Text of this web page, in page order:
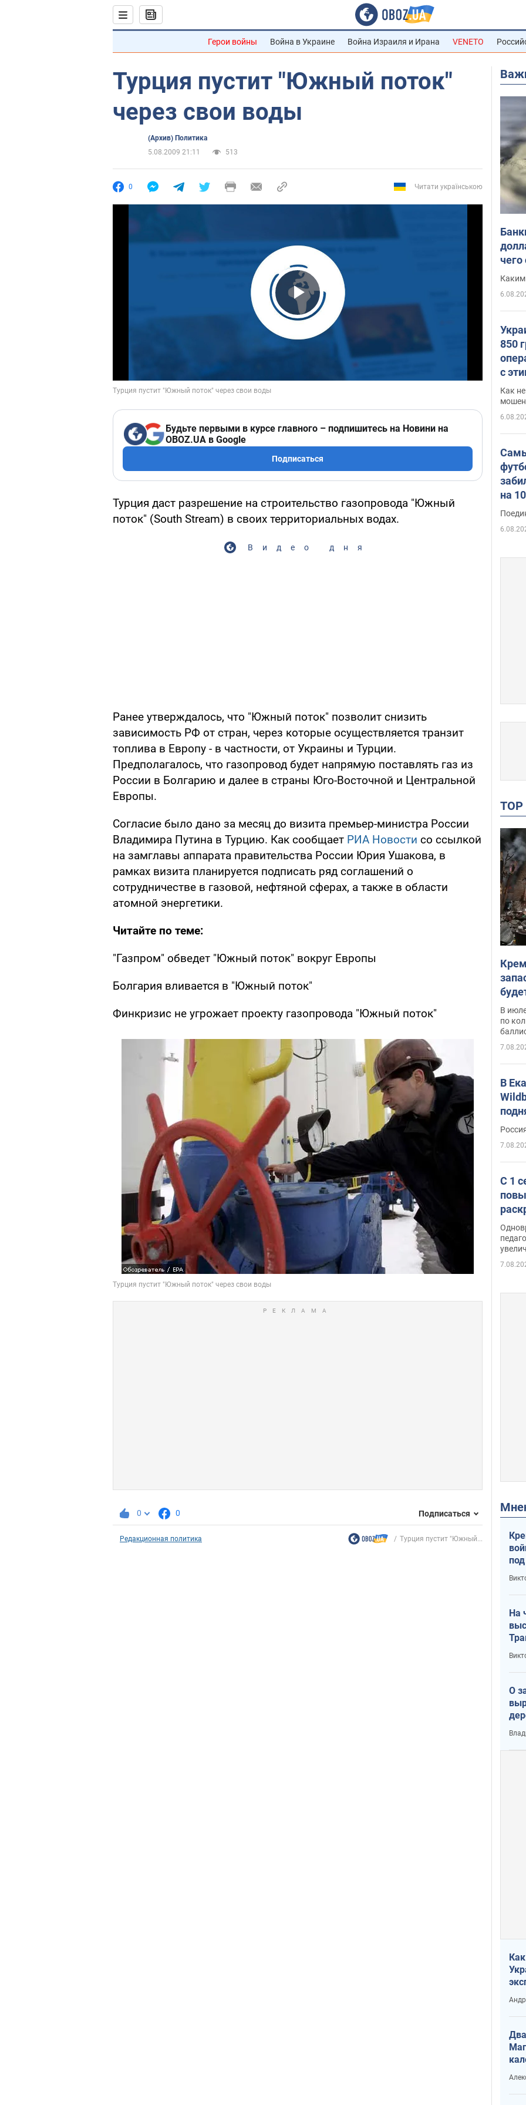
Герои войны Война в Украине Война Израиля и Ирана VENETO
Турция пустит "Южный поток"
через свои воды
(Архив) Политика
5.08.2009 21:11
513
0 Читати українською
Play Video
Будьте первыми в курсе главного – подпишитесь на Новини на
OBOZ.UA в Google
Подписаться
Турция даст разрешение на строительство газопровода "Южный
поток" (South Stream) в своих территориальных водах.
Видео дня
Ранее утверждалось, что "Южный поток" позволит снизить
зависимость РФ от стран, через которые осуществляется транзит
топлива в Европу - в частности, от Украины и Турции.
Предполагалось, что газопровод будет напрямую поставлять газ из
России в Болгарию и далее в страны Юго-Восточной и Центральной
Европы.
Согласие было дано за месяц до визита премьер-министра России
Владимира Путина в Турцию. Как сообщает РИА Новости со ссылкой
на замглавы аппарата правительства России Юрия Ушакова, в
рамках визита планируется подписать ряд соглашений о
сотрудничестве в газовой, нефтяной сферах, а также в области
атомной энергетики.
Читайте по теме:
"Газпром" обведет "Южный поток" вокруг Европы
Болгария вливается в "Южный поток"
Финкризис не угрожает проекту газопровода "Южный поток"
0 0 Подписаться
Редакционная политика Турция пустит "Южный...
Каким
850
с
Как
на
В
по
В
С 1
На
О
что